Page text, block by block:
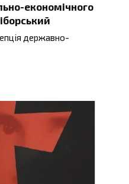
економічного
державно-